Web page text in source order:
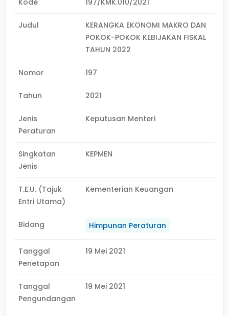
Kode 197/KMK.010/2021
Judul
KERANGKA EKONOMI MAKRO DAN
POKOK-POKOK KEBIJAKAN FISKAL
TAHUN 2022
Nomor 197
Tahun 2021
Jenis
Peraturan
Keputusan Menteri
Singkatan
Jenis
KEPMEN
T.E.U. (Tajuk
Entri Utama)
Kementerian Keuangan
Bidang Himpunan Peraturan
Tanggal
Penetapan
19 Mei 2021
Tanggal
Pengundangan
19 Mei 2021